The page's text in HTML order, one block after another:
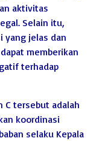
aktivitas
Selain itu,
yang jelas dan
memberikan
terhadap
C tersebut adalah
koordinasi
selaku Kepala